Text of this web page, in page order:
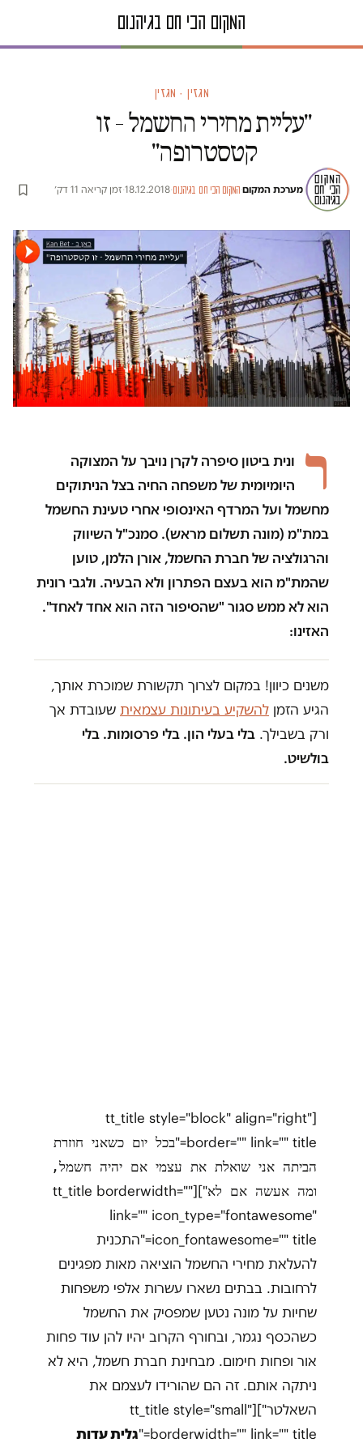
מגזין · מגזין
"עליית מחירי החשמל – זו
קטסטרופה"
מערכת המקום·המקום הכי חם בגיהנום·
18.12.2018
·זמן קריאה 11 דק׳
ר
ונית ביטון סיפרה לקרן נויבך על המצוקה
היומיומית של משפחה החיה בצל הניתוקים
מחשמל ועל המרדף האינסופי אחרי טעינת החשמל
במת"מ (מונה תשלום מראש). סמנכ"ל השיווק
והרגולציה של חברת החשמל, אורן הלמן, טוען
שהמת"מ הוא בעצם הפתרון ולא הבעיה. ולגבי רונית
הוא לא ממש סגור "שהסיפור הזה הוא אחד לאחד".
האזינו:
משנים כיוון! במקום לצרוך תקשורת שמוכרת אותך,
הגיע הזמן להשקיע בעיתונות עצמאית שעובדת אך
ורק בשבילך. בלי בעלי הון. בלי פרסומות. בלי
בולשיט.
[tt_title style="block" align="right"
border="" link="" title="
בכל יום כשאני חוזרת
הביתה אני שואלת את עצמי אם יהיה חשמל,
ומה אעשה אם לא
"][tt_title borderwidth=""
link="" icon_type="fontawesome"
icon_fontawesome="" title="התכנית
להעלאת מחירי החשמל הוציאה מאות מפגינים
לרחובות. בבתים נשארו עשרות אלפי משפחות
שחיות על מונה נטען שמפסיק את החשמל
כשהכסף נגמר, ובחורף הקרוב יהיו להן עוד פחות
אור ופחות חימום. מבחינת חברת חשמל, היא לא
ניתקה אותם. זה הם שהורידו לעצמם את
השאלטר"][tt_title style="small"
borderwidth="" link="" title="
גלית עדות